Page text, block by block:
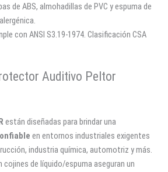
de ABS, almohadillas de PVC y espuma de
con ANSI S3.19-1974. Clasificación CSA
Auditivo Peltor
están diseñadas para brindar una
en entornos industriales exigentes
industria química, automotriz y más.
de líquido/espuma aseguran un